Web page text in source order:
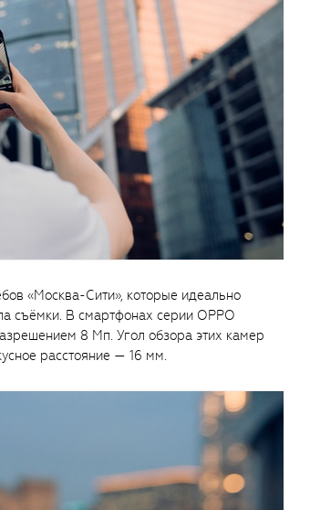
«Москва-Сити», которые идеально
съёмки. В смартфонах серии OPPO
8 Мп. Угол обзора этих камер
расстояние — 16 мм.